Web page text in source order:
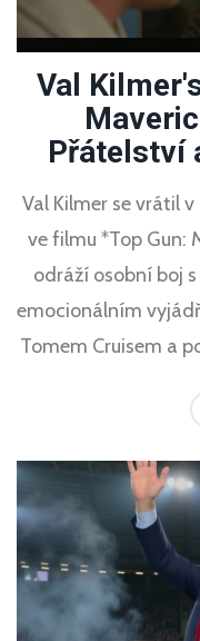
Val
Přátelství
Val Kilmer se vrátil
ve filmu *Top Gun:
odráží osobní boj
emocionálním
Tomem Cruisem a